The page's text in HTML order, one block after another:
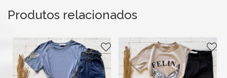
Produtos relacionados